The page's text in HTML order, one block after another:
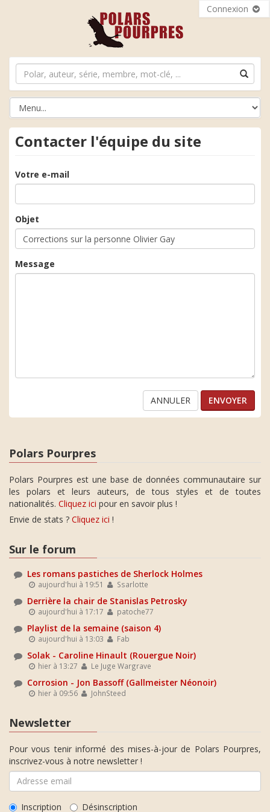
Connexion
Contacter l'équipe du site
Votre e-mail
Objet
Message
ANNULER
Polars Pourpres
Polars Pourpres est une base de données communautaire sur
les polars et leurs auteurs, de tous styles et de toutes
nationalités. Cliquez ici pour en savoir plus !
Envie de stats ? Cliquez ici !
Sur le forum
Les romans pastiches de Sherlock Holmes
aujourd'hui à 19:51 Ssarlotte
Derrière la chair de Stanislas Petrosky
aujourd'hui à 17:17 patoche77
Playlist de la semaine (saison 4)
aujourd'hui à 13:03 Fab
Solak - Caroline Hinault (Rouergue Noir)
hier à 13:27 Le Juge Wargrave
Corrosion - Jon Bassoff (Gallmeister Néonoir)
hier à 09:56 JohnSteed
Newsletter
Pour vous tenir informé des mises-à-jour de Polars Pourpres,
inscrivez-vous à notre newsletter !
Inscription Désinscription